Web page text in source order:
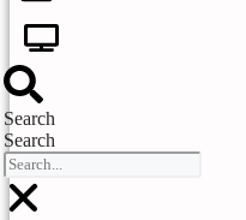
Search
Search